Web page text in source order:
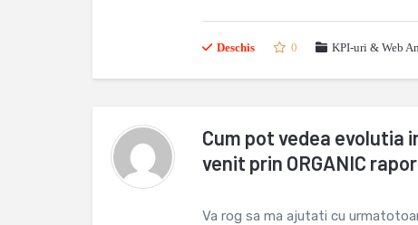
Deschis 0 KPI-uri & Web
Cum pot vedea evolutia
venit prin ORGANIC
Va rog sa ma ajutati cu